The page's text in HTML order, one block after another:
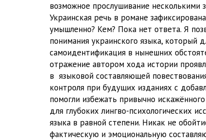
09 Белая гвардия, ч.2, гл.9
10 Белая гвардия, ч.2, гл.10
11 Белая гвардия, ч.2, гл.11
12 Белая гвардия, ч. 3, гл. 12
13 Белая гвардия, ч.3, гл. 13
14 Белая гвардия, ч.3, гл. 14
15 Белая гвардия, ч.3, гл. 15
возможное прослушивание несколькими
Украинская речь в романе
умышленно? Кем? Пока нет ответа. Я
понимания украинского языка, который
самоидентификация в нынешних
отражение автором хода истории
в языковой составляющей
контроля при будущих изданиях с
помогли избежать привычно
для глубоких лингво-психологических
языка в равной степени. Никак не
фактическую и эмоциональную